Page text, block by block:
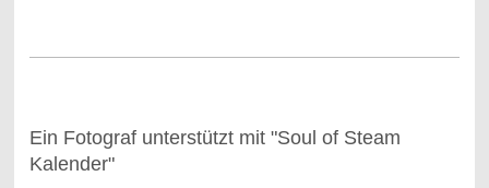
Ein Fotograf unterstützt mit "Soul of Steam
Kalender"